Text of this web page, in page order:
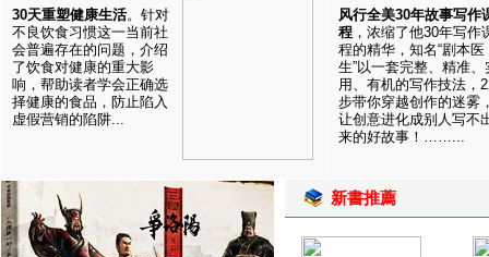
30天重塑健康生活。针对
不良饮食习惯这一当前社
会普遍存在的问题，介绍
了饮食对健康的重大影
响，帮助读者学会正确选
择健康的食品，防止陷入
虚假营销的陷阱...
风行全美30年故事写作
程 ，浓缩了他30年写作
程的精华，知名“剧本医
生”以一套完整、精准、
用、有机的写作技法，
步带你穿越创作的迷雾
让创意进化成别人写不
来的好故事！……...
新書推薦